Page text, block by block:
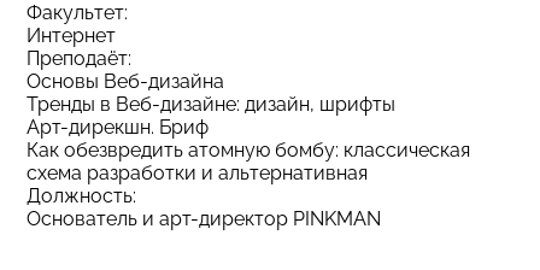
Факультет:
Интернет
Преподаёт:
Основы Веб-дизайна
Тренды в Веб-дизайне: дизайн, шрифты
Арт-дирекшн. Бриф
Как обезвредить атомную бомбу: классическая
схема разработки и альтернативная
Должность:
Основатель и арт-директор PINKMAN